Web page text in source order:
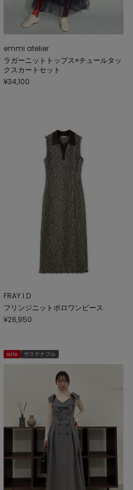
emmi atelier
ラガーニットトップス×チュールタッ
クスカートセット
¥34,100
FRAY I.D
フリンジニットポロワンピース
¥26,950
sale サステナブル